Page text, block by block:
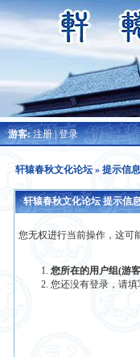
游客:注册|登录
轩辕春秋文化论坛» 提示信息
轩辕春秋文化论坛 提示信
您无权进行当前操作，这可
您所在的用户组(游
您还没有登录，请填